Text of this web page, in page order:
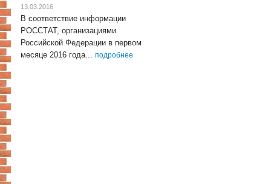
13.03.2016
В соответствие информации
РОССТАТ, организациями
Российской Федерации в первом
месяце 2016 года... подробнее